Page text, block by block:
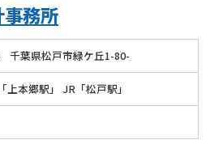
務所
千葉県松戸市緑ケ丘1-80-
上本郷駅」 JR「松戸駅」